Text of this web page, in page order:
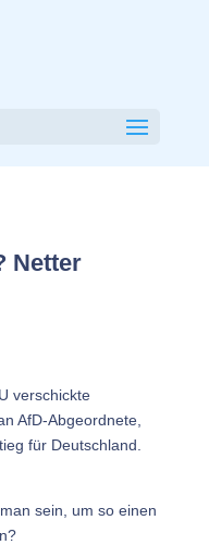
Netter
verschickte
AfD-Abgeordnete,
für Deutschland.
sein, um so einen